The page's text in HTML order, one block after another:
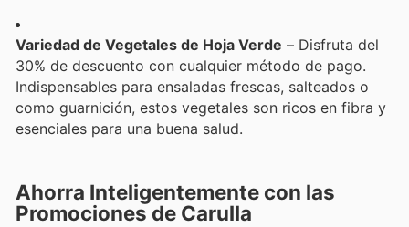
Variedad de Vegetales de Hoja Verde – Disfruta del
30% de descuento con cualquier método de pago.
Indispensables para ensaladas frescas, salteados o
como guarnición, estos vegetales son ricos en fibra y
esenciales para una buena salud.
Ahorra Inteligentemente con las
Promociones de Carulla